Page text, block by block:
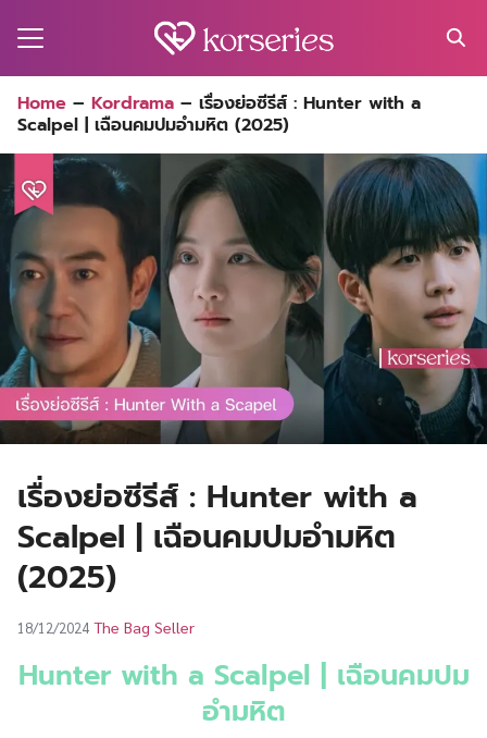
for:
Home – Kordrama – เรื่องย่อซีรีส์ : Hunter with a
Scalpel | เฉือนคมปมอำมหิต (2025)
เรื่องย่อซีรีส์ : Hunter with a
Scalpel | เฉือนคมปมอำมหิต
(2025)
18/12/2024 The Bag Seller
Hunter with a Scalpel | เฉือนคมปม
อำมหิต